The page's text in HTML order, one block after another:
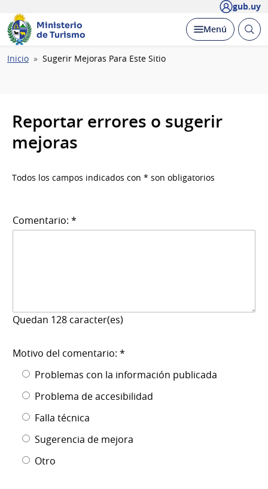
gub.uy
Ministerio
de Turismo
Desplegar
Menú Abrir
Ruta
Inicio Sugerir Mejoras Para Este Sitio
Reportar errores o sugerir
mejoras
Todos los campos indicados con * son obligatorios
Comentario: *
Quedan 128 caracter(es)
Motivo del comentario: *
Problemas con la información publicada
Problema de accesibilidad
Falla técnica
Sugerencia de mejora
Otro